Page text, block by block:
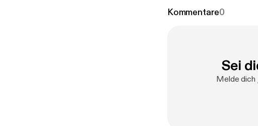
Kommentare0
Sei
Melde dich